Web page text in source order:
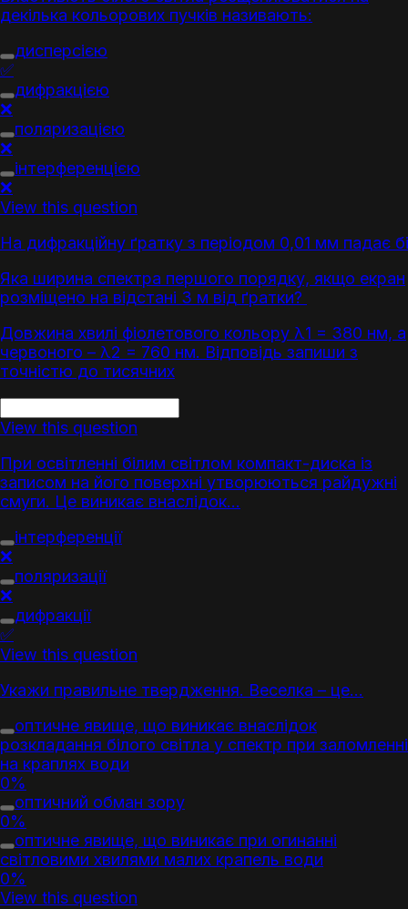
декілька кольорових пучків називають:
дисперсією
✅
дифракцією
❌
поляризацією
❌
інтерференцією
❌
View this question
На дифракційну ґратку з періодом 0,01 мм падає
Яка ширина спектра першого порядку, якщо екран
розміщено на відстані 3 м від ґратки?
Довжина хвилі фіолетового кольору λ1 = 380 нм, а
червоного – λ2 = 760 нм. Відповідь запиши з
точністю до тисячних
View this question
При освітленні білим світлом компакт-диска із
записом на його поверхні утворюються райдужні
смуги. Це виникає внаслідок…
інтерференції
❌
поляризації
❌
дифракції
✅
View this question
Укажи правильне твердження. Веселка – це…
оптичне явище, що виникає внаслідок
розкладання білого світла у спектр при заломленні
на краплях води
0%
оптичний обман зору
0%
оптичне явище, що виникає при огинанні
світловими хвилями малих крапель води
0%
View this question